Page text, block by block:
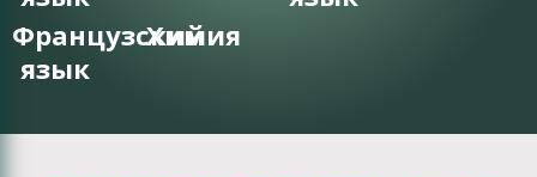
Французский
язык
Химия